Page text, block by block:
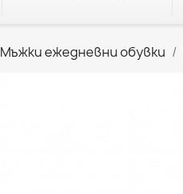
Мъжки ежедневни обувки